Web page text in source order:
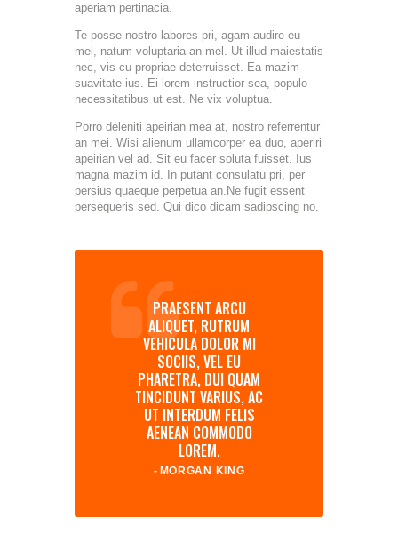
aperiam pertinacia.
Te posse nostro labores pri, agam audire eu
mei, natum voluptaria an mel. Ut illud maiestatis
nec, vis cu propriae deterruisset. Ea mazim
suavitate ius. Ei lorem instructior sea, populo
necessitatibus ut est. Ne vix voluptua.
Porro deleniti apeirian mea at, nostro referrentur
an mei. Wisi alienum ullamcorper ea duo, aperiri
apeirian vel ad. Sit eu facer soluta fuisset. Ius
magna mazim id. In putant consulatu pri, per
persius quaeque perpetua an.Ne fugit essent
persequeris sed. Qui dico dicam sadipscing no.
PRAESENT ARCU
ALIQUET, RUTRUM
VEHICULA DOLOR MI
SOCIIS, VEL EU
PHARETRA, DUI QUAM
TINCIDUNT VARIUS, AC
UT INTERDUM FELIS
AENEAN COMMODO
LOREM.
MORGAN KING